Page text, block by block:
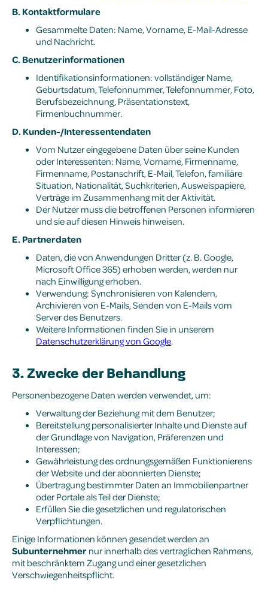
B. Kontaktformulare
Gesammelte Daten: Name, Vorname, E-Mail-Adresse
und Nachricht.
C. Benutzerinformationen
Identifikationsinformationen: vollständiger Name,
Geburtsdatum, Telefonnummer, Telefonnummer, Foto,
Berufsbezeichnung, Präsentationstext,
Firmenbuchnummer.
D. Kunden-/Interessentendaten
Vom Nutzer eingegebene Daten über seine Kunden
oder Interessenten: Name, Vorname, Firmenname,
Firmenname, Postanschrift, E-Mail, Telefon, familiäre
Situation, Nationalität, Suchkriterien, Ausweispapiere,
Verträge im Zusammenhang mit der Aktivität.
Der Nutzer muss die betroffenen Personen informieren
und sie auf diesen Hinweis hinweisen.
E. Partnerdaten
Daten, die von Anwendungen Dritter (z. B. Google,
Microsoft Office 365) erhoben werden, werden nur
nach Einwilligung erhoben.
Verwendung: Synchronisieren von Kalendern,
Archivieren von E-Mails, Senden von E-Mails vom
Server des Benutzers.
Weitere Informationen finden Sie in unserem
Datenschutzerklärung von Google.
3. Zwecke der Behandlung
Personenbezogene Daten werden verwendet, um:
Verwaltung der Beziehung mit dem Benutzer;
Bereitstellung personalisierter Inhalte und Dienste auf
der Grundlage von Navigation, Präferenzen und
Interessen;
Gewährleistung des ordnungsgemäßen Funktionierens
der Website und der abonnierten Dienste;
Übertragung bestimmter Daten an Immobilienpartner
oder Portale als Teil der Dienste;
Erfüllen Sie die gesetzlichen und regulatorischen
Verpflichtungen.
Einige Informationen können gesendet werden an
Subunternehmer nur innerhalb des vertraglichen Rahmens,
mit beschränktem Zugang und einer gesetzlichen
Verschwiegenheitspflicht.